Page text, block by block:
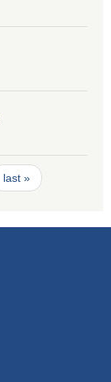
last »